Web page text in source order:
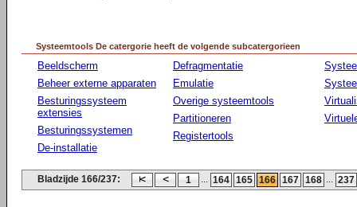
Systeemtools De catergorie heeft de volgende subcatergorieen
Beeldscherm
Beheer externe apparaten
Besturingssysteem
extensies
Besturingssystemen
De-installatie
Defragmentatie
Emulatie
Overige systeemtools
Partitioneren
Registertools
Bladzijde 166/237: 1 ... 164 165 166 167 168 ... 237